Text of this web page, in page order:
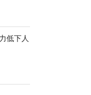
低下人